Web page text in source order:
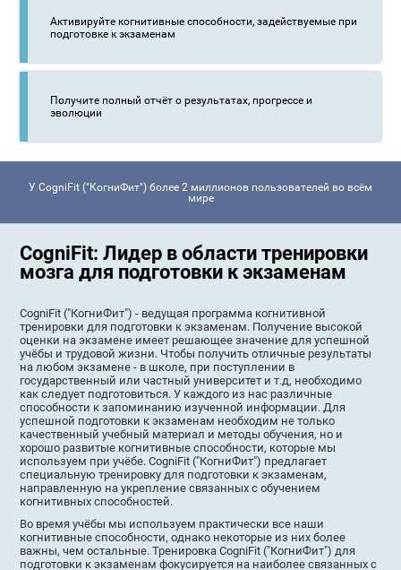
Активируйте когнитивные способности, задействуемые при
подготовке к экзаменам
Получите полный отчёт о результатах, прогрессе и
эволюции
У CogniFit ("КогниФит") более 2 миллионов пользователей во всём
мире
CogniFit: Лидер в области тренировки
мозга для подготовки к экзаменам
CogniFit ("КогниФит") - ведущая программа когнитивной
тренировки для подготовки к экзаменам. Получение высокой
оценки на экзамене имеет решающее значение для успешной
учёбы и трудовой жизни. Чтобы получить отличные результаты
на любом экзамене - в школе, при поступлении в
государственный или частный университет и т.д, необходимо
как следует подготовиться. У каждого из нас различные
способности к запоминанию изученной информации. Для
успешной подготовки к экзаменам необходим не только
качественный учебный материал и методы обучения, но и
хорошо развитые когнитивные способности, которые мы
используем при учёбе. CogniFit ("КогниФит") предлагает
специальную тренировку для подготовки к экзаменам,
направленную на укрепление связанных с обучением
когнитивных способностей.
Во время учёбы мы используем практически все наши
когнитивные способности, однако некоторые из них более
важны, чем остальные. Тренировка CogniFit ("КогниФит") для
подготовки к экзаменам фокусируется на наиболее связанных с